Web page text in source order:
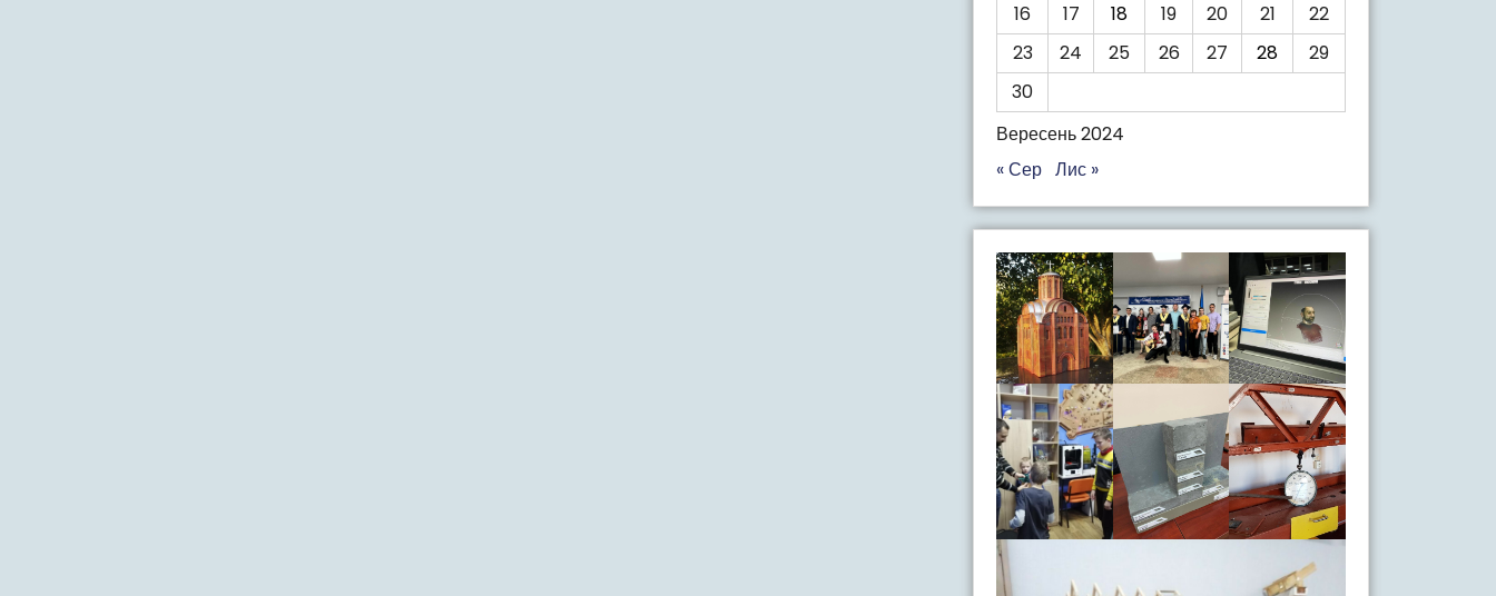
Вересень 2024
16
17 18 19 20 21
22
23
24 25 26 27 28
29
30
« Сер Лис »